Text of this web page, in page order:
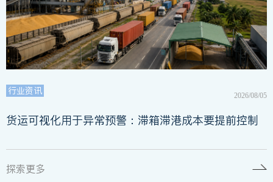
2026/08/05
行业资讯
货运可视化用于异常预警：滞箱滞港成本要提前控制
探索更多